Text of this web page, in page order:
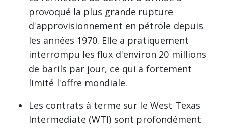
provoqué la plus grande rupture
d'approvisionnement en pétrole depuis
les années 1970. Elle a pratiquement
interrompu les flux d'environ 20 millions
de barils par jour, ce qui a fortement
limité l'offre mondiale.
Les contrats à terme sur le West Texas
Intermediate (WTI) sont profondément